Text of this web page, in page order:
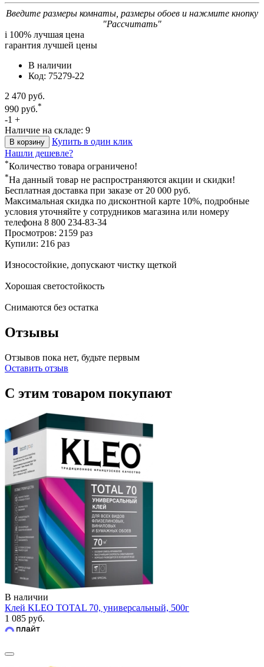
Введите размеры комнаты, размеры обоев и нажмите кнопку
"Рассчитать"
i 100% лучшая цена
гарантия лучшей цены
В наличии
Код: 75279-22
2 470 руб.
990 руб.*
-1 +
Наличие на складе: 9
В корзину
Купить в один клик
Нашли дешевле?
*Количество товара ограничено!
*На данный товар не распространяются акции и скидки!
Бесплатная доставка при заказе от 20 000 руб.
Максимальная скидка по дисконтной карте 10%, подробные
условия уточняйте у сотрудников магазина или номеру
телефона 8 800 234-83-34
Просмотров: 2159 раз
Купили: 216 раз
Износостойкие, допускают чистку щеткой
Хорошая светостойкость
Снимаются без остатка
Отзывы
Отзывов пока нет, будьте первым
Оставить отзыв
С этим товаром покупают
В наличии
Клей KLEO TOTAL 70, универсальный, 500г
1 085 руб.